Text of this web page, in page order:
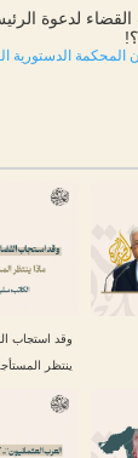
لدعوة
المحكمة الدستورية
وقد استجاب
ينتظر